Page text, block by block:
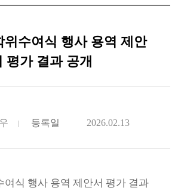
위수여식 행사 용역 제안
평가 결과 공개
등록일 2026.02.13
여식 행사 용역 제안서 평가 결과